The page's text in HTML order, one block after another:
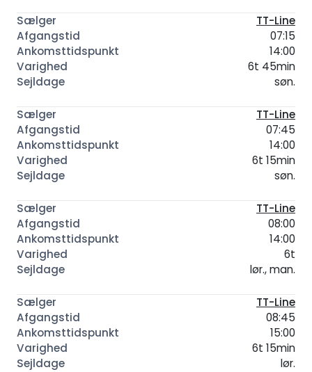
TT-Line
07:15
14:00
6t 45min
søn.
TT-Line
07:45
14:00
6t 15min
søn.
TT-Line
08:00
14:00
6t
lør., man.
TT-Line
08:45
15:00
6t 15min
lør.